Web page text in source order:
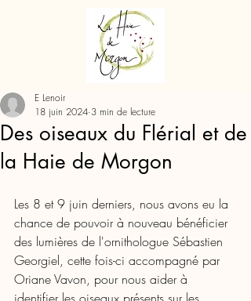
Des oiseaux du Flérial et de
la Haie de Morgon
E Lenoir
18 juin 2024 3 min de lecture
Les 8 et 9 juin derniers, nous avons eu la
chance de pouvoir à nouveau bénéficier
des lumières de l'ornithologue Sébastien
Georgiel, cette fois-ci accompagné par
Oriane Vavon, pour nous aider à